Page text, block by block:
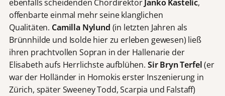
ebenfalls scheidenden ChordirektorJanko Kastelic,
offenbarte einmal mehr seine klanglichen
Qualitäten. Camilla Nylund (in letzten Jahren als
Brünnhilde und Isolde hier zu erleben gewesen) ließ
ihren prachtvollen Sopran in der Hallenarie der
Elisabeth aufs Herrlichste aufblühen. Sir Bryn Terfel(er
war der Holländer in Homokis erster Inszenierung in
Zürich, später Sweeney Todd, Scarpia und Falstaff)